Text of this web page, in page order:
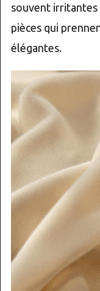
souvent irritantes
pièces qui
élégantes.